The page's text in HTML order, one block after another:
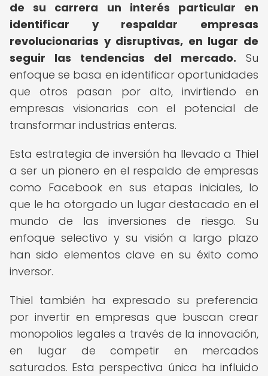
de su carrera un interés particular en
identificar y respaldar empresas
revolucionarias y disruptivas, en lugar de
seguir las tendencias del mercado. Su
enfoque se basa en identificar oportunidades
que otros pasan por alto, invirtiendo en
empresas visionarias con el potencial de
transformar industrias enteras.
Esta estrategia de inversión ha llevado a Thiel
a ser un pionero en el respaldo de empresas
como Facebook en sus etapas iniciales, lo
que le ha otorgado un lugar destacado en el
mundo de las inversiones de riesgo. Su
enfoque selectivo y su visión a largo plazo
han sido elementos clave en su éxito como
inversor.
Thiel también ha expresado su preferencia
por invertir en empresas que buscan crear
monopolios legales a través de la innovación,
en lugar de competir en mercados
saturados. Esta perspectiva única ha influido